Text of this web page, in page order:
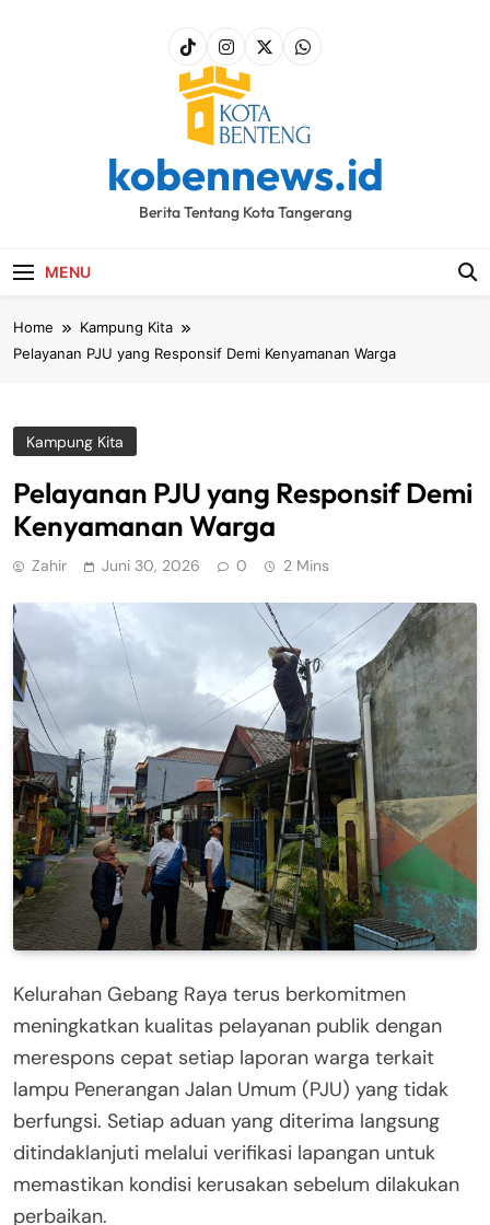
kobennews.id
Berita Tentang Kota Tangerang
MENU
Home
Kampung Kita
Pelayanan PJU yang Responsif Demi Kenyamanan Warga
Kampung Kita
Pelayanan PJU yang Responsif Demi
Kenyamanan Warga
Zahir Juni 30, 2026 0 2 Mins
Kelurahan Gebang Raya terus berkomitmen
meningkatkan kualitas pelayanan publik dengan
merespons cepat setiap laporan warga terkait
lampu Penerangan Jalan Umum (PJU) yang tidak
berfungsi. Setiap aduan yang diterima langsung
ditindaklanjuti melalui verifikasi lapangan untuk
memastikan kondisi kerusakan sebelum dilakukan
perbaikan.